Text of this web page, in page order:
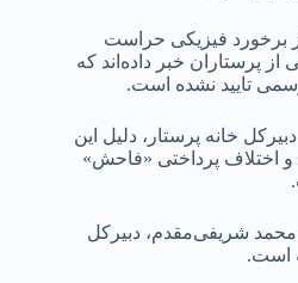
برخورد فیزیکی حراست
پرستاران خبر داده‌اند که
رسمی تایید نشده است.
خانه پرستار، دلیل این
اختلاف پرداختی «فاحش»
محمد شریفی‌مقدم، دبیرکل
است.